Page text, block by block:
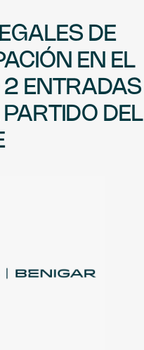
DE
EN EL
2 ENTRADAS
DEL